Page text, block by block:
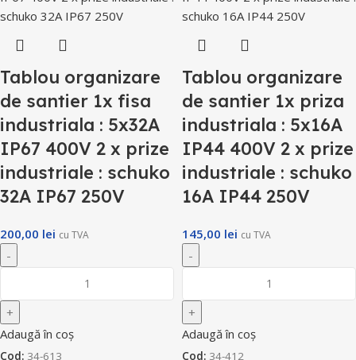
Tablou organizare
de santier 1x fisa
industriala : 5x32A
IP67 400V 2 x prize
industriale : schuko
32A IP67 250V
200,00 lei cu TVA
Adaugă în coș
Cod: 34-613
Tablou organizare
de santier 1x priza
industriala : 5x16A
IP44 400V 2 x prize
industriale : schuko
16A IP44 250V
145,00 lei cu TVA
Adaugă în coș
Cod: 34-412